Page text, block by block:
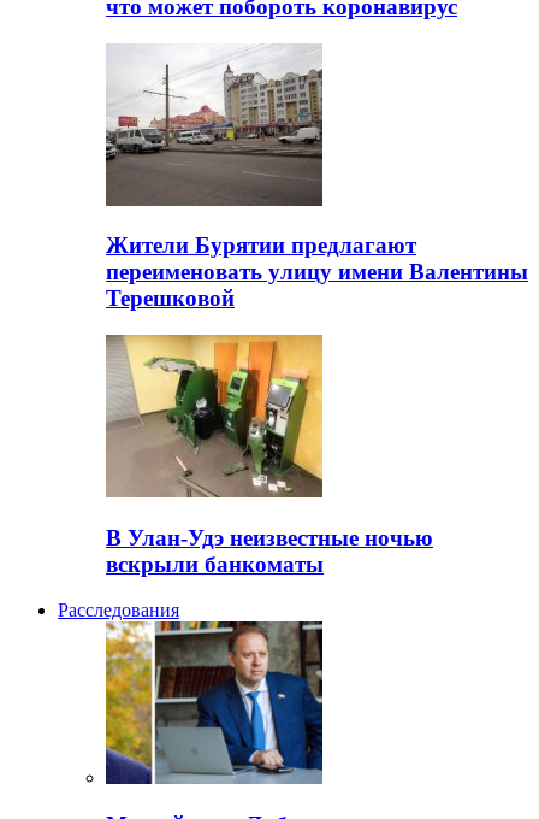
что может побороть коронавирус
Жители Бурятии предлагают
переименовать улицу имени Валентины
Терешковой
В Улан-Удэ неизвестные ночью
вскрыли банкоматы
Расследования